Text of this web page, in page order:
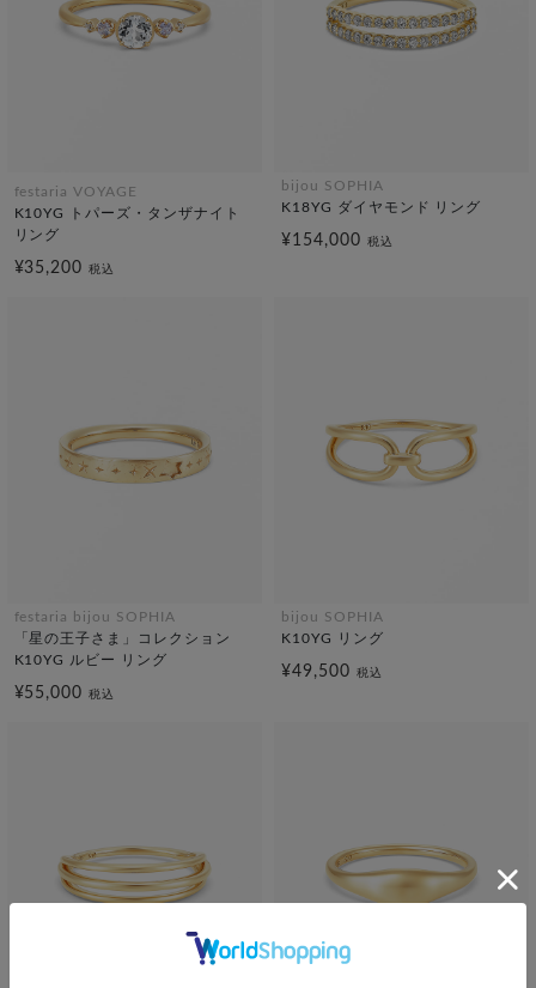
festaria VOYAGE
K10YG トパーズ・タンザナイト
リング
¥35,200税込
bijou SOPHIA
K18YG ダイヤモンド リング
¥154,000 税込
festaria bijou SOPHIA
「星の王子さま」コレクション
K10YG ルビー リング
¥55,000税込
bijou SOPHIA
K10YG リング
¥49,500 税込